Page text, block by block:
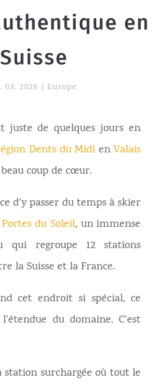
en
Suisse
03. 2026 Europe
juste de quelques jours en
Dents du Midi enValais
coup de cœur.
d’y passer du temps à skier
Portes du Soleil, un immense
regroupe 12 stations
la Suisse et la France.
cet endroit si spécial, ce
du domaine. C’est
station surchargée où tout le